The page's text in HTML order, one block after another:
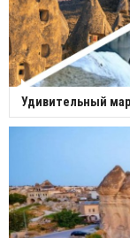
Удивительный